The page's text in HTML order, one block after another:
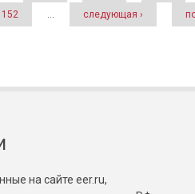
152 … следующая ›
на сайте eer.ru,